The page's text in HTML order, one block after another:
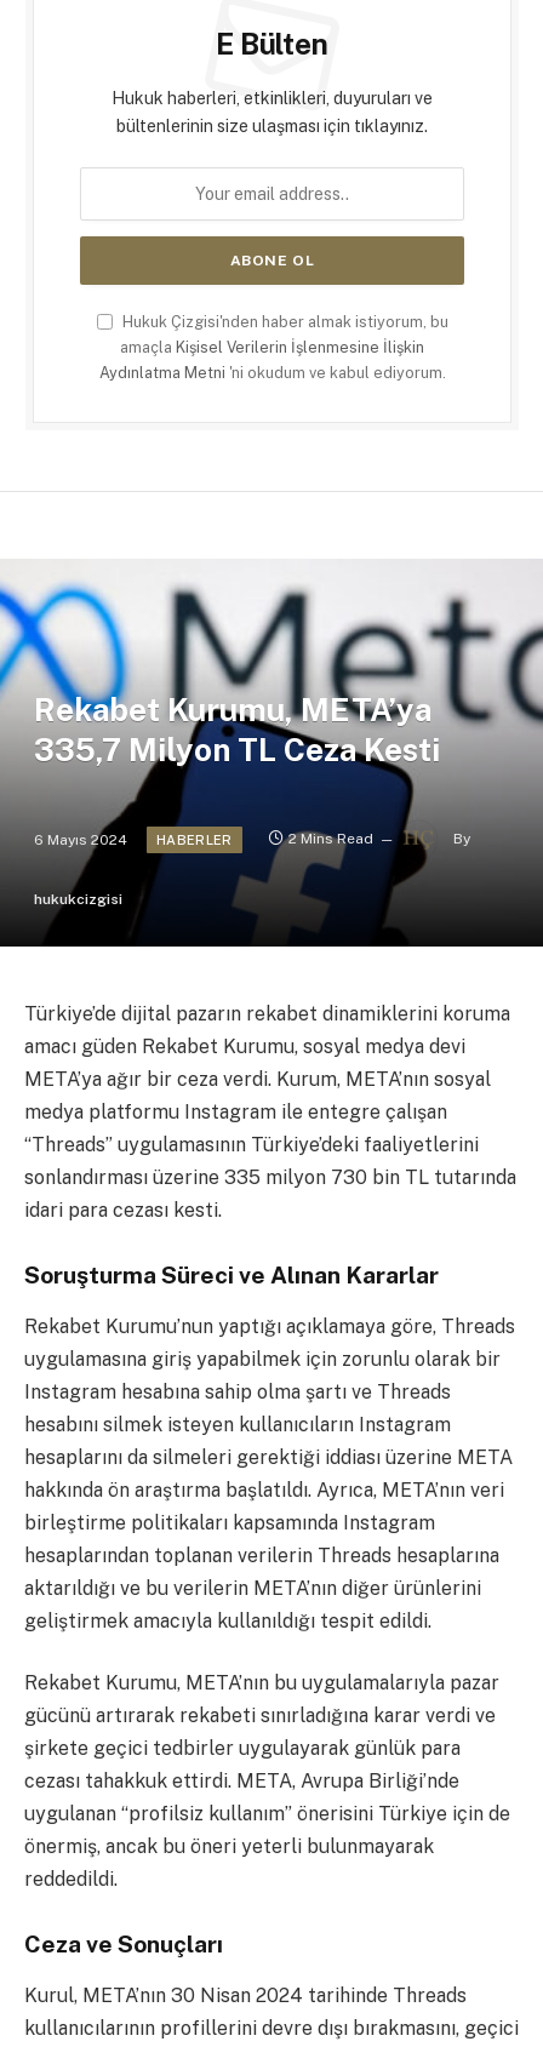
E Bülten
Hukuk haberleri, etkinlikleri, duyuruları ve
bültenlerinin size ulaşması için tıklayınız.
Hukuk Çizgisi'nden haber almak istiyorum, bu
amaçla Kişisel Verilerin İşlenmesine İlişkin
Aydınlatma Metni 'ni okudum ve kabul ediyorum.
Rekabet Kurumu, META’ya
335,7 Milyon TL Ceza Kesti
6 Mayıs 2024 HABERLER 2 Mins Read By
hukukcizgisi
Türkiye’de dijital pazarın rekabet dinamiklerini koruma
amacı güden Rekabet Kurumu, sosyal medya devi
META’ya ağır bir ceza verdi. Kurum, META’nın sosyal
medya platformu Instagram ile entegre çalışan
“Threads” uygulamasının Türkiye’deki faaliyetlerini
sonlandırması üzerine 335 milyon 730 bin TL tutarında
idari para cezası kesti.
Soruşturma Süreci ve Alınan Kararlar
Rekabet Kurumu’nun yaptığı açıklamaya göre, Threads
uygulamasına giriş yapabilmek için zorunlu olarak bir
Instagram hesabına sahip olma şartı ve Threads
hesabını silmek isteyen kullanıcıların Instagram
hesaplarını da silmeleri gerektiği iddiası üzerine META
hakkında ön araştırma başlatıldı. Ayrıca, META’nın veri
birleştirme politikaları kapsamında Instagram
hesaplarından toplanan verilerin Threads hesaplarına
aktarıldığı ve bu verilerin META’nın diğer ürünlerini
geliştirmek amacıyla kullanıldığı tespit edildi.
Rekabet Kurumu, META’nın bu uygulamalarıyla pazar
gücünü artırarak rekabeti sınırladığına karar verdi ve
şirkete geçici tedbirler uygulayarak günlük para
cezası tahakkuk ettirdi. META, Avrupa Birliği’nde
uygulanan “profilsiz kullanım” önerisini Türkiye için de
önermiş, ancak bu öneri yeterli bulunmayarak
reddedildi.
Ceza ve Sonuçları
Kurul, META’nın 30 Nisan 2024 tarihinde Threads
kullanıcılarının profillerini devre dışı bırakmasını, geçici